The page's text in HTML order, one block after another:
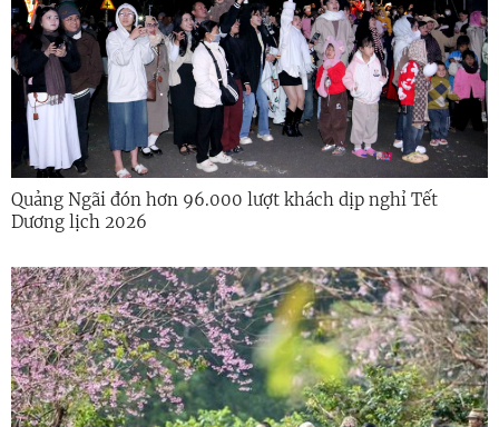
Quảng Ngãi đón hơn 96.000 lượt khách dịp nghỉ Tết
Dương lịch 2026